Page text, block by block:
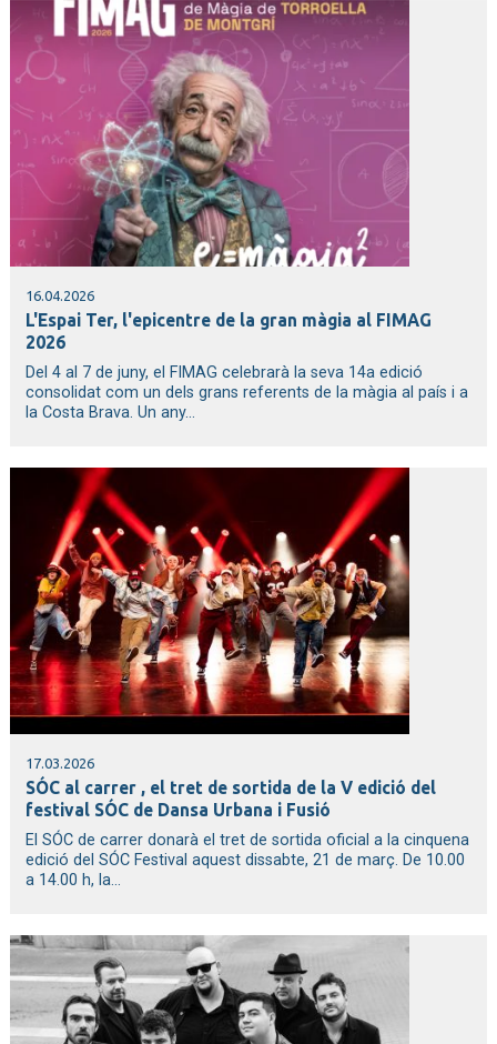
16.04.2026
L'Espai Ter, l'epicentre de la gran màgia al FIMAG
2026
Del 4 al 7 de juny, el FIMAG celebrarà la seva 14a edició
consolidat com un dels grans referents de la màgia al país i a
la Costa Brava. Un any...
17.03.2026
SÓC al carrer , el tret de sortida de la V edició del
festival SÓC de Dansa Urbana i Fusió
El SÓC de carrer donarà el tret de sortida oficial a la cinquena
edició del SÓC Festival aquest dissabte, 21 de març. De 10.00
a 14.00 h, la...